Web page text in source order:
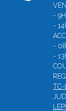
-
-
-
-
TC-